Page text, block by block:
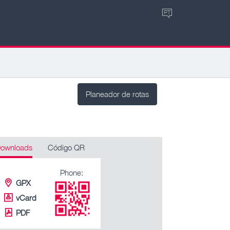
PT
Planeador de rotas
Código QR
GPX
vCard
PDF
Phone: